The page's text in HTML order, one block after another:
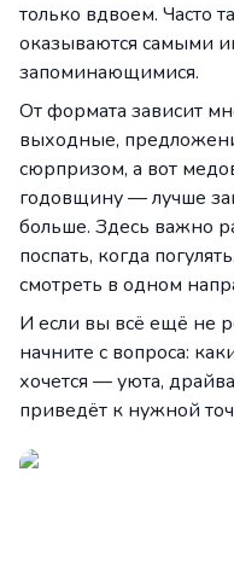
только вдвоем. Часто
оказываются самыми
запоминающимися.
От формата зависит
выходные,
сюрпризом, а вот
годовщину — лучше
больше. Здесь важно
поспать, когда
смотреть в одном
И если вы всё ещё не
начните с вопроса:
хочется — уюта,
приведёт к нужной